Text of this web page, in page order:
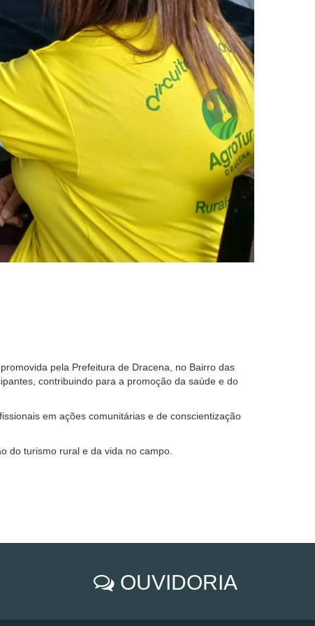
pela Prefeitura de Dracena, no Bairro das
contribuindo para a promoção da saúde e do
em ações comunitárias e de conscientização
do turismo rural e da vida no campo.
OUVIDORIA